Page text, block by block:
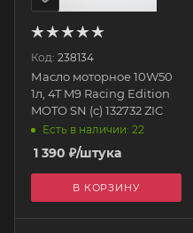
Код: 238134
Масло моторное 10W50
1л, 4T M9 Racing Edition
MOTO SN (с) 132732 ZIC
Есть в наличии: 22
1 390 ₽/штука
В КОРЗИНУ